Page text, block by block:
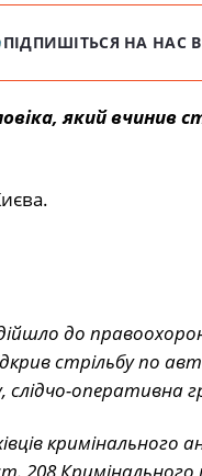
ПІДПИШІТЬСЯ НА НАС В
який вчинив
до
стрільбу по
слідчо-оперативна